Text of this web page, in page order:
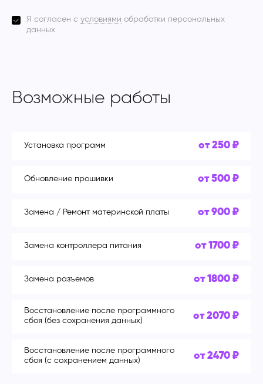
Я согласен с условиями обработки персональных
данных
Возможные работы
Установка программ от 250 ₽
Обновление прошивки от 500 ₽
Замена / Ремонт материнской платы от 900 ₽
Замена контроллера питания от 1700 ₽
Замена разъемов от 1800 ₽
Восстановление после программного
сбоя (без сохранения данных)
от 2070 ₽
Восстановление после программного
сбоя (с сохранением данных)
от 2470 ₽